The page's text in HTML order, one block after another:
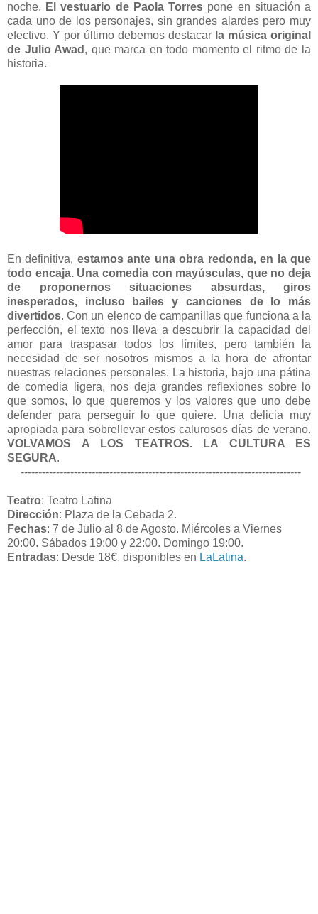
noche. El vestuario de Paola Torres pone en situación a
cada uno de los personajes, sin grandes alardes pero muy
efectivo. Y por último debemos destacar la música original
de Julio Awad , que marca en todo momento el ritmo de la
historia.
En definitiva, estamos ante una obra redonda, en la que
todo encaja. Una comedia con mayúsculas, que no deja
de proponernos situaciones absurdas, giros
inesperados, incluso bailes y canciones de lo más
divertidos. Con un elenco de campanillas que funciona a la
perfección, el texto nos lleva a descubrir la capacidad del
amor para traspasar todos los límites, pero también la
necesidad de ser nosotros mismos a la hora de afrontar
nuestras relaciones personales. La historia, bajo una pátina
de comedia ligera, nos deja grandes reflexiones sobre lo
que somos, lo que queremos y los valores que uno debe
defender para perseguir lo que quiere. Una delicia muy
apropiada para sobrellevar estos calurosos días de verano.
VOLVAMOS A LOS TEATROS. LA CULTURA ES
SEGURA.
-------------------------------------------------------------------------------
Teatro: Teatro Latina
Dirección: Plaza de la Cebada 2.
Fechas: 7 de Julio al 8 de Agosto. Miércoles a Viernes
20:00. Sábados 19:00 y 22:00. Domingo 19:00.
Entradas: Desde 18€, disponibles en LaLatina.